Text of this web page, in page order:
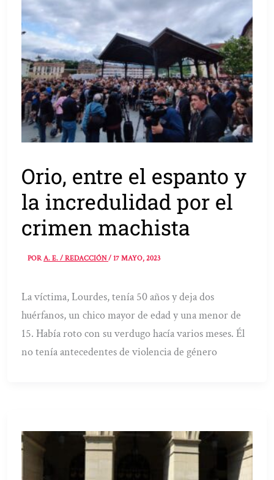
Orio, entre el espanto y
la incredulidad por el
crimen machista
PORA. E. / REDACCIÓN/17 MAYO, 2023
La víctima, Lourdes, tenía 50 años y deja dos
huérfanos, un chico mayor de edad y una menor de
15. Había roto con su verdugo hacía varios meses. Él
no tenía antecedentes de violencia de género